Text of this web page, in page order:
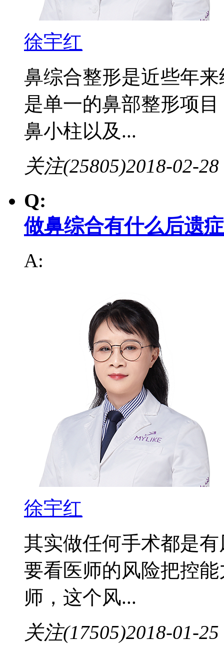
徐宇红
鼻综合整形是近些年
是单一的鼻部整形项
鼻小柱以及...
关注(25805)2018-02-28
Q:
做鼻综合有什么后遗症
A:
徐宇红
其实做任何手术都是
要看医师的风险把控
师，这个风...
关注(17505)2018-01-25